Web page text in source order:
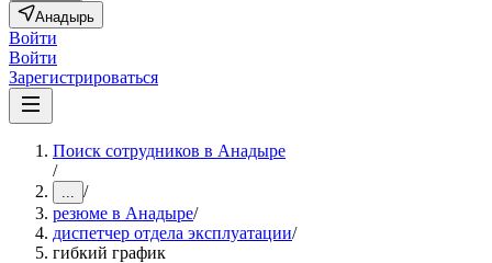
Анадырь
Войти
Войти
Зарегистрироваться
Поиск сотрудников в Анадыре
/
... /
резюме в Анадыре/
диспетчер отдела эксплуатации/
гибкий график